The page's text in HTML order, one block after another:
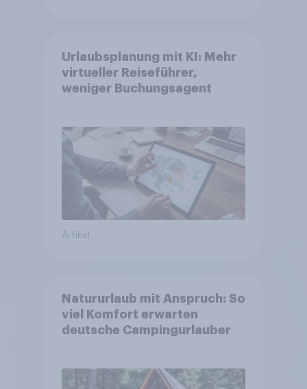
Urlaubsplanung mit KI: Mehr
virtueller Reiseführer,
weniger Buchungsagent
Artikel
Natururlaub mit Anspruch: So
viel Komfort erwarten
deutsche Campingurlauber